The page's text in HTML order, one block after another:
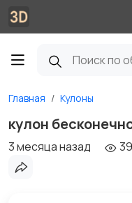
Главная Кулоны
кулон
3 месяца назад